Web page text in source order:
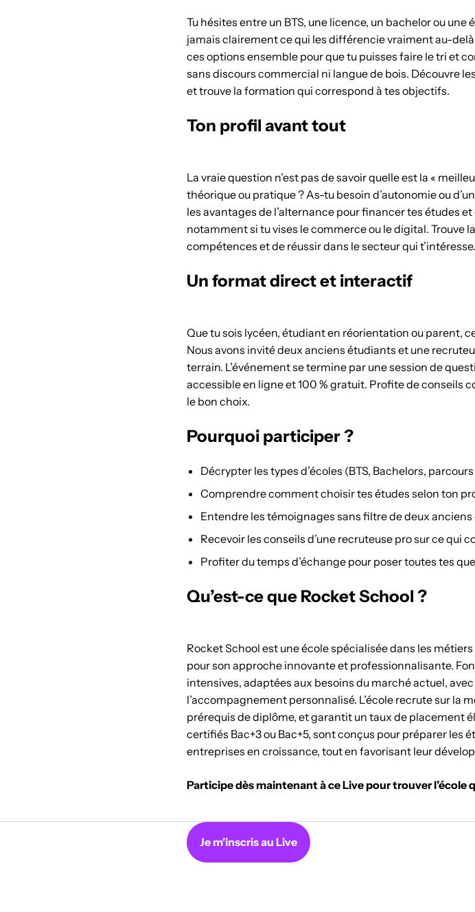
Tu hésites entre un BTS, une licence, un bachelor ou une
jamais clairement ce qui les différencie vraiment au-
ces options ensemble pour que tu puisses faire le tri et
sans discours commercial ni langue de bois. Découvre
et trouve la formation qui correspond à tes objectifs.
Ton profil avant tout
La vraie question n’est pas de savoir quelle est la «
théorique ou pratique ? As-tu besoin d’autonomie ou
les avantages de l’alternance pour financer tes études
notamment si tu vises le commerce ou le digital. Trouve
compétences et de réussir dans le secteur qui t’intéresse.
Un format direct et interactif
Que tu sois lycéen, étudiant en réorientation ou parent,
Nous avons invité deux anciens étudiants et une
terrain. L’événement se termine par une session de
accessible en ligne et 100 % gratuit. Profite de conseils
le bon choix.
Pourquoi participer ?
Décrypter les types d’écoles (BTS, Bachelors,
Comprendre comment choisir tes études selon ton
Entendre les témoignages sans filtre de deux anciens
Recevoir les conseils d’une recruteuse pro sur ce qui
Profiter du temps d’échange pour poser toutes tes
Qu’est-ce que Rocket School ?
Rocket School est une école spécialisée dans les
pour son approche innovante et professionnalisante.
intensives, adaptées aux besoins du marché actuel,
l’accompagnement personnalisé. L’école recrute sur la
prérequis de diplôme, et garantit un taux de placement
certifiés Bac+3 ou Bac+5, sont conçus pour préparer les
entreprises en croissance, tout en favorisant leur
Participe dès maintenant à ce Live pour trouver l’école
Je m'inscris au Live